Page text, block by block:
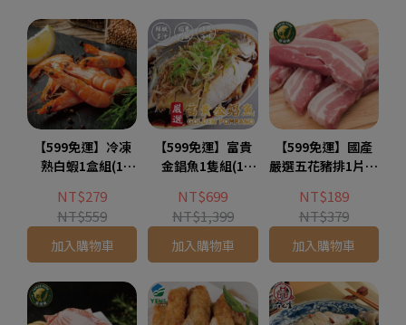
【599免運】冷凍
熟白蝦1盒組(1
NT$279
NT$559
加入購物車
【599免運】富貴
金錩魚1隻組(1
NT$699
NT$1,399
加入購物車
【599免運】國產
嚴選五花豬排1片組
NT$189
NT$379
加入購物車